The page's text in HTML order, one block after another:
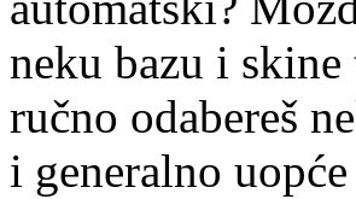
neku bazu i
ručno odabereš
i generalno